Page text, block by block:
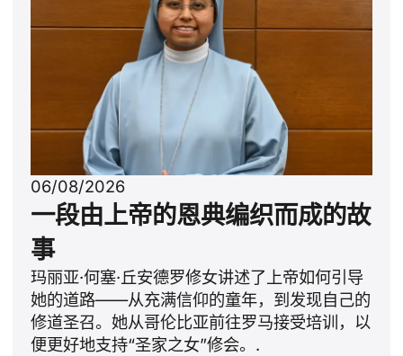
06/08/2026
一段由上帝的恩典编织而成的故
事
玛丽亚·何塞·丘安德罗修女讲述了上帝如何引导
她的道路——从充满信仰的童年，到发现自己的
修道圣召。她从哥伦比亚前往罗马接受培训，以
便更好地支持“圣家之女”修会。.